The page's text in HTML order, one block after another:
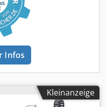
des
erleichtert das
Trotz großem
die Maschine mit 17kg
die Grundplatte sind aus
so eine enorme
der Grundplatte
von 0 – 45° und
vielseitige
Infos
Kleinanzeige